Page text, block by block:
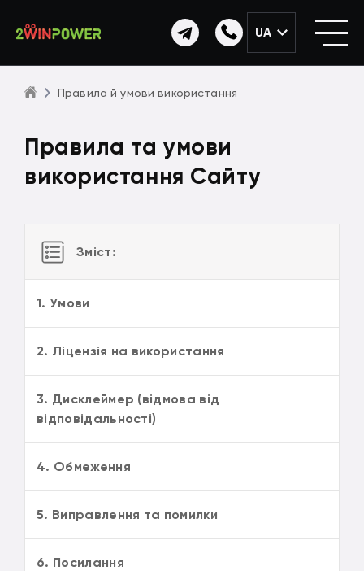
UA
Правила й умови використання
Правила та умови
використання Сайту
Зміст:
1. Умови
2. Ліцензія на використання
3. Дисклеймер (відмова від
відповідальності)
4. Обмеження
5. Виправлення та помилки
6. Посилання